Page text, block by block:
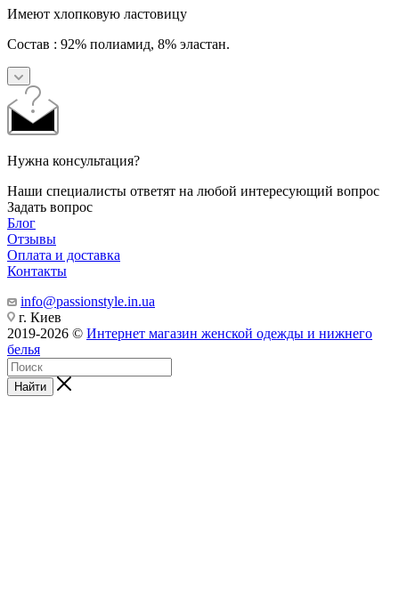
Имеют хлопковую ластовицу
Состав : 92% полиамид, 8% эластан.
Нужна консультация?
Наши специалисты ответят на любой интересующий вопрос
Задать вопрос
Блог
Отзывы
Оплата и доставка
Контакты
info@passionstyle.in.ua
г. Киев
2019-2026 © Интернет магазин женской одежды и нижнего
белья
Найти